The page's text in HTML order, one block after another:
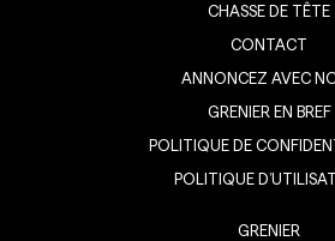
CHASSE DE TÊTE
CONTACT
ANNONCEZ AVEC
GRENIER EN BREF
POLITIQUE DE
POLITIQUE
GRENIER